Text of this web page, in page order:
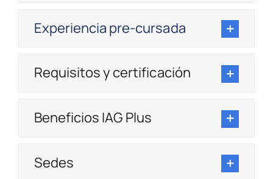
Experiencia pre-cursada
Requisitos y certificación
Beneficios IAG Plus
Sedes